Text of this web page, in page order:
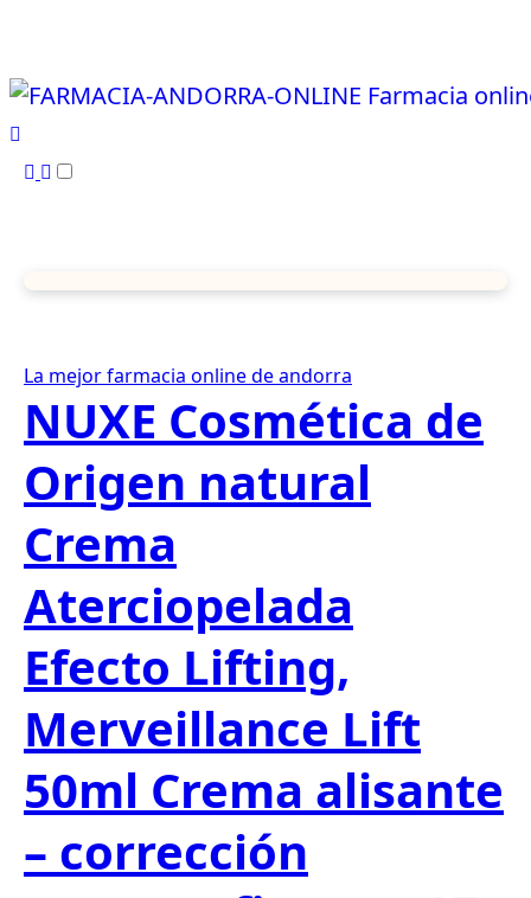
La mejor farmacia online de andorra
NUXE Cosmética de
Origen natural
Crema
Aterciopelada
Efecto Lifting,
Merveillance Lift
50ml Crema alisante
– corrección